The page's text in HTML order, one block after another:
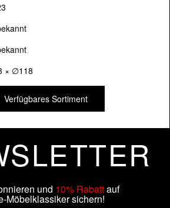
× ∅118
Verfügbares Sortiment
und 10% Rabattauf
Möbelklassiker sichern!